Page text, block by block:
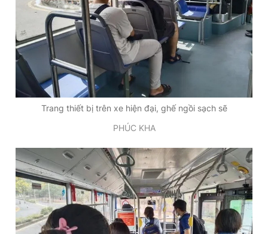
Trang thiết bị trên xe hiện đại, ghế ngồi sạch sẽ
PHÚC KHA